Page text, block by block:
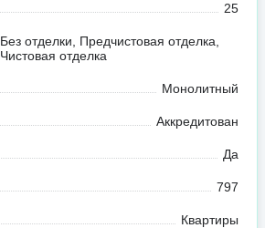
25
Без отделки, Предчистовая отделка,
Чистовая отделка
Монолитный
Аккредитован
Да
797
Квартиры